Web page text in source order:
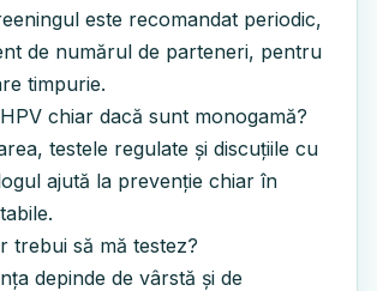
este recomandat periodic,
de numărul de parteneri, pentru
timpurie.
chiar dacă sunt monogamă?
testele regulate și discuțiile cu
ajută la prevenție chiar în
trebui să mă testez?
depinde de vârstă și de